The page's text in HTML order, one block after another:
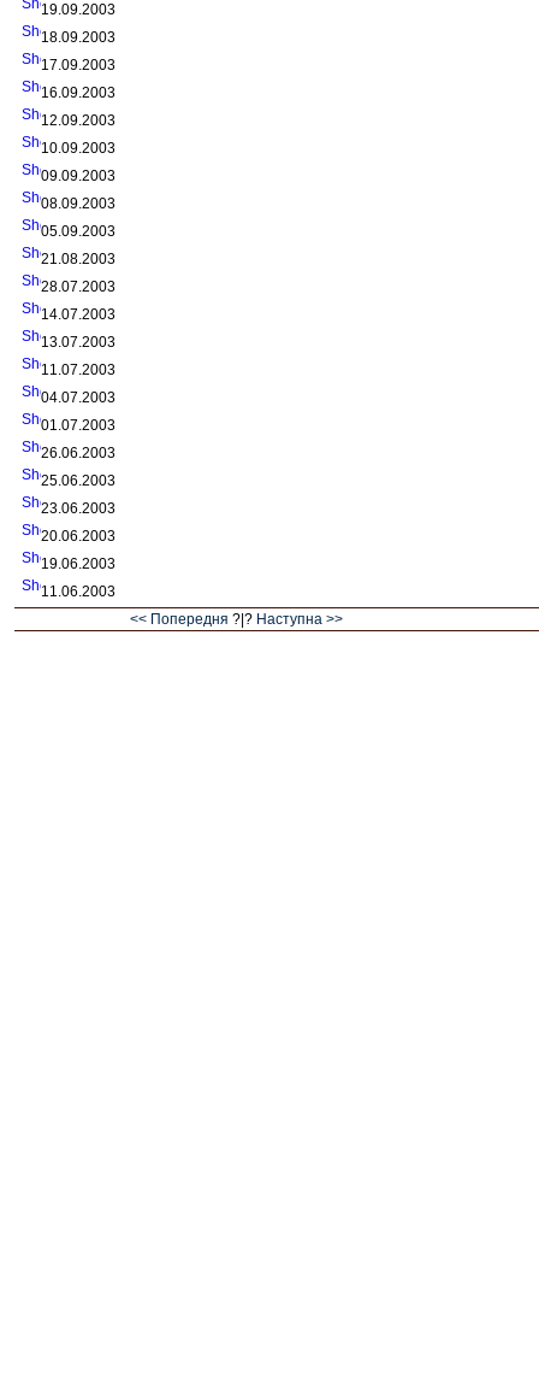
19.09.2003
18.09.2003
17.09.2003
16.09.2003
12.09.2003
10.09.2003
09.09.2003
08.09.2003
05.09.2003
21.08.2003
28.07.2003
14.07.2003
13.07.2003
11.07.2003
04.07.2003
01.07.2003
26.06.2003
25.06.2003
23.06.2003
20.06.2003
19.06.2003
11.06.2003
<< Попередня ?|? Наступна >>